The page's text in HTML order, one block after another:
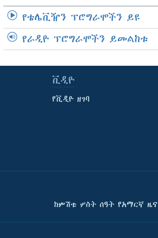
የቴሌቪዥን ፕሮግራሞችን ይዩ
የራዲዮ ፕሮግራሞችን ይመልከቱ
ቪዲዮ
የቪዲዮ ዘገባ
ከምሽቱ ሦስት ሰዓት የአማርኛ ዜና